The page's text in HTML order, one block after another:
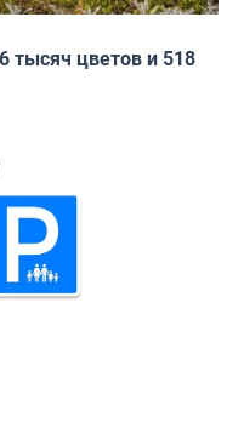
тысяч цветов и 518